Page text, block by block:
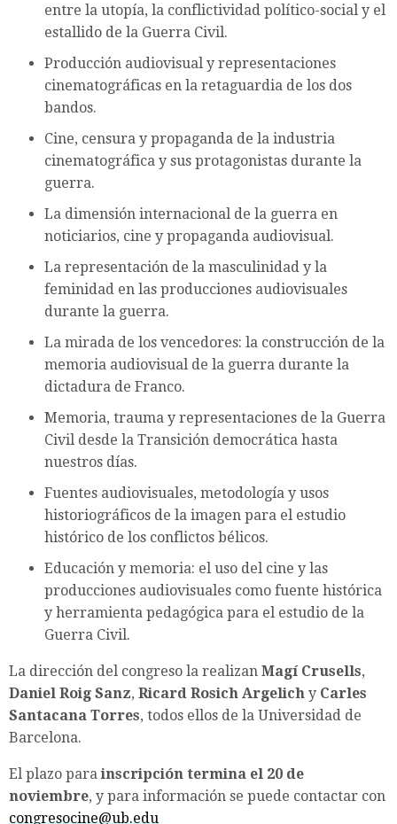
entre la utopía, la conflictividad político-social y el
estallido de la Guerra Civil.
Producción audiovisual y representaciones
cinematográficas en la retaguardia de los dos
bandos.
Cine, censura y propaganda de la industria
cinematográfica y sus protagonistas durante la
guerra.
La dimensión internacional de la guerra en
noticiarios, cine y propaganda audiovisual.
La representación de la masculinidad y la
feminidad en las producciones audiovisuales
durante la guerra.
La mirada de los vencedores: la construcción de la
memoria audiovisual de la guerra durante la
dictadura de Franco.
Memoria, trauma y representaciones de la Guerra
Civil desde la Transición democrática hasta
nuestros días.
Fuentes audiovisuales, metodología y usos
historiográficos de la imagen para el estudio
histórico de los conflictos bélicos.
Educación y memoria: el uso del cine y las
producciones audiovisuales como fuente histórica
y herramienta pedagógica para el estudio de la
Guerra Civil.
La dirección del congreso la realizan Magí Crusells,
Daniel Roig Sanz, Ricard Rosich Argelich y Carles
Santacana Torres, todos ellos de la Universidad de
Barcelona.
El plazo para inscripción termina el 20 de
noviembre, y para información se puede contactar con
congresocine@ub.edu